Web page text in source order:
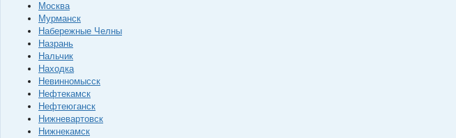
Москва
Мурманск
Набережные Челны
Назрань
Нальчик
Находка
Невинномысск
Нефтекамск
Нефтеюганск
Нижневартовск
Нижнекамск